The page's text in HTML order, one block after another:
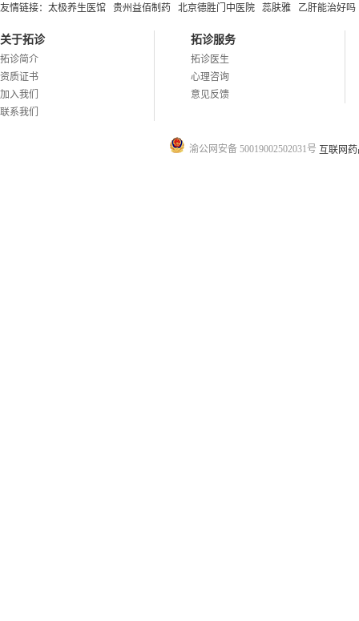
友情链接： 太极养生医馆 贵州益佰制药 北京德胜门中医院 蕊肤雅 乙肝能治好吗
关于拓诊
拓诊简介
资质证书
加入我们
联系我们
拓诊服务
拓诊医生
心理咨询
意见反馈
渝公网安备 50019002502031号 互联网